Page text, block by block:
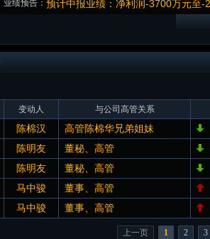
业绩预告： 预计中报业绩：净利润-3700万元至
变动人 与公司高管关系
陈棉汉
高管陈棉华兄弟姐妹
陈明友
董秘、高管
陈明友
董秘、高管
马中骏
董事、高管
马中骏 董事、高管
上一页 1 2 3